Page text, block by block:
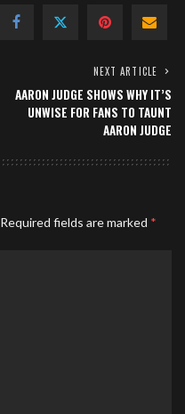
NEXT ARTICLE
AARON JUDGE SHOWS WHY IT’S
UNWISE FOR FANS TO TAUNT
AARON JUDGE
Required fields are marked *